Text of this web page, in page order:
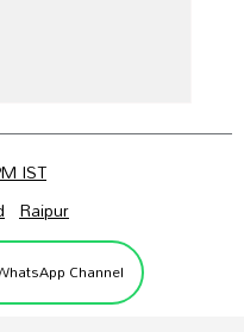
IST
Raipur
Channel